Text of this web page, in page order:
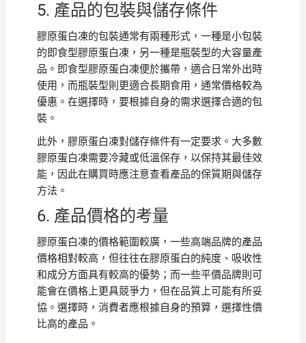
5. 產品的包裝與儲存條件
膠原蛋白凍的包裝通常有兩種形式，一種是小包裝
的即食型膠原蛋白凍，另一種是瓶裝型的大容量產
品。即食型膠原蛋白凍便於攜帶，適合日常外出時
使用，而瓶裝型則更適合長期食用，通常價格較為
優惠。在選擇時，要根據自身的需求選擇合適的包
裝。
此外，膠原蛋白凍對儲存條件有一定要求。大多數
膠原蛋白凍需要冷藏或低溫保存，以保持其最佳效
能，因此在購買時應注意查看產品的保質期與儲存
方法。
6. 產品價格的考量
膠原蛋白凍的價格範圍較廣，一些高端品牌的產品
價格相對較高，但往往在膠原蛋白的純度、吸收性
和成分方面具有較高的優勢；而一些平價品牌則可
能會在價格上更具競爭力，但在品質上可能有所妥
協。選擇時，消費者應根據自身的預算，選擇性價
比高的產品。